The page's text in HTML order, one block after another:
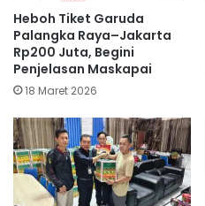
Heboh Tiket Garuda
Palangka Raya–Jakarta
Rp200 Juta, Begini
Penjelasan Maskapai
18 Maret 2026